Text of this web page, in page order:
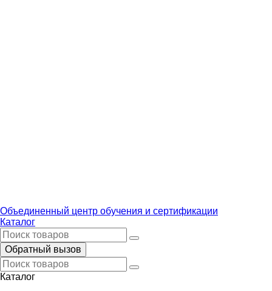
Объединенный центр обучения и сертификации
Каталог
Обратный вызов
Каталог